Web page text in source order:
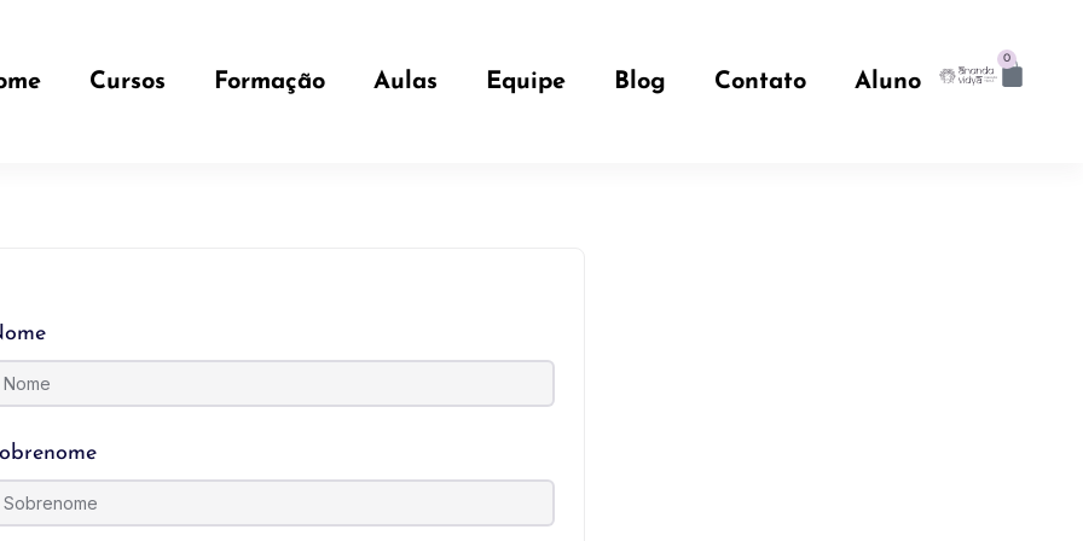
Cursos Formação Aulas Equipe Blog Contato Aluno
0